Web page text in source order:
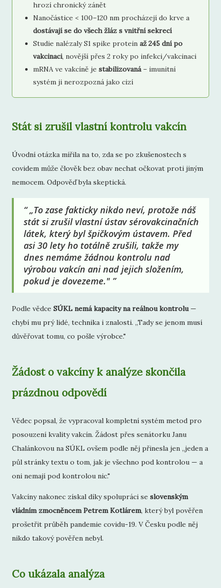
hrozí chronický zánět
Nanočástice < 100–120 nm procházejí do krve a
dostávají se do všech žláz s vnitřní sekrecí
Studie nalézaly S1 spike protein až 245 dní po
vakcinaci, novější přes 2 roky po infekci/vakcinaci
mRNA ve vakcíně je stabilizovaná– imunitní
systém ji nerozpozná jako cizí
Stát si zrušil vlastní kontrolu vakcín
Úvodní otázka mířila na to, zda se po zkušenostech s
covidem může člověk bez obav nechat očkovat proti jiným
nemocem. Odpověď byla skeptická.
„To zase fakticky nikdo neví, protože náš
stát si zrušil vlastní ústav sérovakcinačních
látek, který byl špičkovým ústavem. Před
asi 30 lety ho totálně zrušili, takže my
dnes nemáme žádnou kontrolu nad
výrobou vakcín ani nad jejich složením,
pokud je dovezeme."
Podle vědce SÚKL nemá kapacity na reálnou kontrolu—
chybí mu prý lidé, technika i znalosti. „Tady se jenom musí
důvěřovat tomu, co pošle výrobce."
Žádost o vakcíny k analýze skončila
prázdnou odpovědí
Vědec popsal, že vypracoval kompletní systém metod pro
posouzení kvality vakcín. Žádost přes senátorku Janu
Chalánkovou na SÚKL ovšem podle něj přinesla jen „jeden a
půl stránky textu o tom, jak je všechno pod kontrolou — a
oni nemají pod kontrolou nic."
Vakcíny nakonec získal díky spolupráci se slovenským
vládním zmocněncem Petrem Kotlárem, který byl pověřen
prošetřit průběh pandemie covidu-19. V Česku podle něj
nikdo takový pověřen nebyl.
Co ukázala analýza